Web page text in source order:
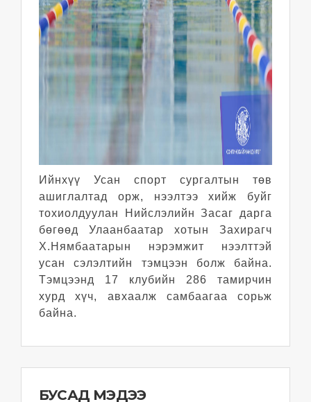
Ийнхүү Усан спорт сургалтын төв
ашиглалтад орж, нээлтээ хийж буйг
тохиолдуулан Нийслэлийн Засаг дарга
бөгөөд Улаанбаатар хотын Захирагч
Х.Нямбаатарын нэрэмжит нээлттэй
усан сэлэлтийн тэмцээн болж байна.
Тэмцээнд 17 клубийн 286 тамирчин
хурд хүч, авхаалж самбаагаа сорьж
байна.
БУСАД МЭДЭЭ